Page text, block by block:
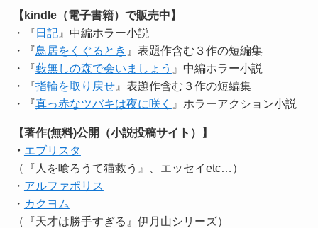
【kindle（電子書籍）で販売中】
・『日記』中編ホラー小説
・『鳥居をくぐるとき 』表題作含む３作の短編集
・『藪無しの森で会いましょう 』中編ホラー小説
・『指輪を取り戻せ』表題作含む３作の短編集
・『真っ赤なツバキは夜に咲く 』ホラーアクション小説
【著作(無料)公開（小説投稿サイト）】
・ エブリスタ
（『人を喰ろうて猫救う』、エッセイetc…）
・ アルファポリス
・ カクヨム
（『天才は勝手すぎる』伊月山シリーズ）